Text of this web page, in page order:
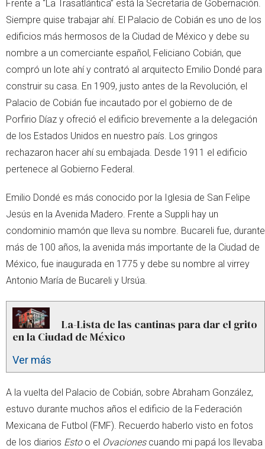
Frente a “La Trasatlántica” está la Secretaría de Gobernación.
Siempre quise trabajar ahí. El Palacio de Cobián es uno de los
edificios más hermosos de la Ciudad de México y debe su
nombre a un comerciante español, Feliciano Cobián, que
compró un lote ahí y contrató al arquitecto Emilio Dondé para
construir su casa. En 1909, justo antes de la Revolución, el
Palacio de Cobián fue incautado por el gobierno de de
Porfirio Díaz y ofreció el edificio brevemente a la delegación
de los Estados Unidos en nuestro país. Los gringos
rechazaron hacer ahí su embajada. Desde 1911 el edificio
pertenece al Gobierno Federal.
Emilio Dondé es más conocido por la Iglesia de San Felipe
Jesús en la Avenida Madero. Frente a Suppli hay un
condominio mamón que lleva su nombre. Bucareli fue, durante
más de 100 años, la avenida más importante de la Ciudad de
México, fue inaugurada en 1775 y debe su nombre al virrey
Antonio María de Bucareli y Ursúa.
La-Lista de las cantinas para dar el grito
en la Ciudad de México
Ver más
A la vuelta del Palacio de Cobián, sobre Abraham González,
estuvo durante muchos años el edificio de la Federación
Mexicana de Futbol (FMF). Recuerdo haberlo visto en fotos
de los diarios Estoo el Ovacionescuando mi papá los llevaba